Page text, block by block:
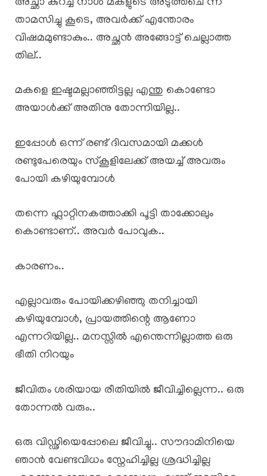
താമസിച്ചു കൂടെ, അവർക്ക് എന്തോരം
വിഷമമുണ്ടാകും.. അച്ഛൻ അങ്ങോട്ട് ചെല്ലാത്ത
തില്..
മകളെ ഇഷ്ടമല്ലാഞ്ഞിട്ടല്ല എന്തു കൊണ്ടോ
അയാൾക്ക് അതിനു തോന്നിയില്ല..
ഇപ്പോൾ ഒന്ന് രണ്ട് ദിവസമായി മക്കൾ
രണ്ടുപേരെയും സ്കൂളിലേക്ക് അയച്ച് അവരും
പോയി കഴിയുമ്പോൾ
തന്നെ ഫ്ലാറ്റിനകത്താക്കി പൂട്ടി താക്കോലും
കൊണ്ടാണ്.. അവർ പോവുക..
കാരണം..
എല്ലാവരും പോയിക്കഴിഞ്ഞു തനിച്ചായി
കഴിയുമ്പോൾ, പ്രായത്തിന്റെ ആണോ
എന്നറിയില്ല.. മനസ്സിൽ എന്തെന്നില്ലാത്ത ഒരു
ഭീതി നിറയും
ജീവിതം ശരിയായ രീതിയിൽ ജീവിച്ചില്ലെന്ന.. ഒരു
തോന്നൽ വരും..
ഒരു വിഡ്ഢിയെപ്പോലെ ജീവിച്ചു.. സൗദാമിനിയെ
ഞാൻ വേണ്ടവിധം സ്നേഹിച്ചില്ല ശ്രദ്ധിച്ചില്ല